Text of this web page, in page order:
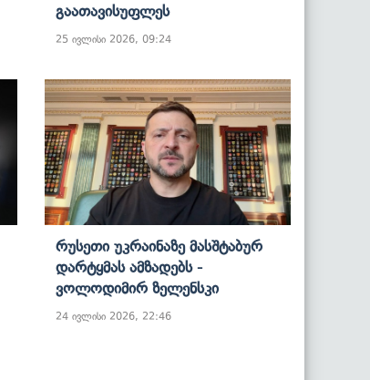
Გაათავისუფლეს
25 ივლისი 2026, 09:24
Რუსეთი Უკრაინაზე Მასშტაბურ
Დარტყმას Ამზადებს -
Ვოლოდიმირ Ზელენსკი
24 ივლისი 2026, 22:46